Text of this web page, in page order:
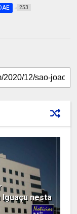
253
Iguaçu nesta